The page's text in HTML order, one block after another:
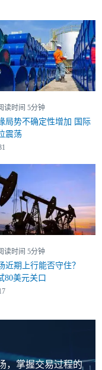
读时间 5分钟
局势不确定性增加 国际
震荡
读时间 5分钟
近期上行能否守住？
80美元关口
，掌握交易过程的